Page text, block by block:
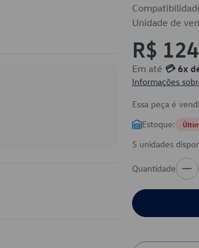
Unidade de
R$
Em até 💳 6x
Informações
Essa peça é
Estoque:
5 unidades
Quantidade